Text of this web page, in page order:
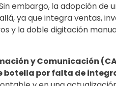
embargo, la adopción de
ya que integra ventas,
y la doble digitación
y Comunicación
botella por falta de